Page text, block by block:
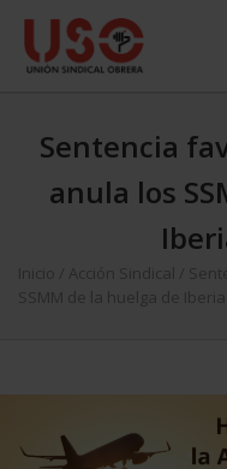
Sentencia
anula los
Inicio Acción Sindical
SSMM de la huelga de